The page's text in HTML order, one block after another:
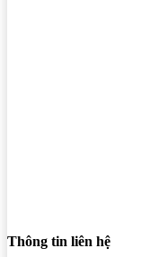
Thông tin liên hệ